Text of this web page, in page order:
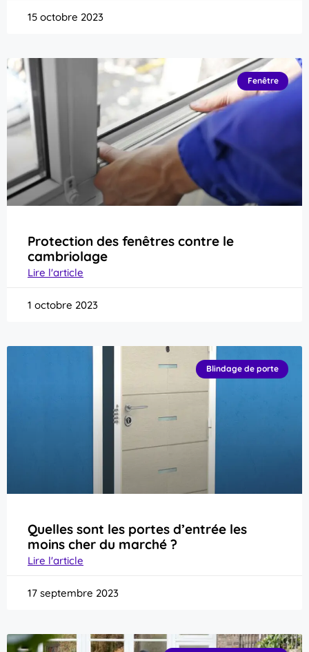
15 octobre 2023
Fenêtre
Protection des fenêtres contre le
cambriolage
Lire l'article
1 octobre 2023
Blindage de porte
Quelles sont les portes d’entrée les
moins cher du marché ?
Lire l'article
17 septembre 2023